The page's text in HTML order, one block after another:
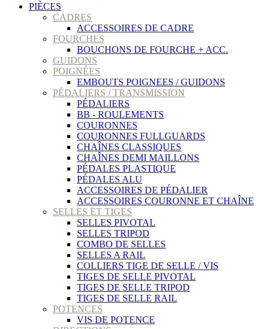
PIÈCES
CADRES
ACCESSOIRES DE CADRE
FOURCHES
BOUCHONS DE FOURCHE + ACC.
GUIDONS
POIGNÉES
EMBOUTS POIGNEES / GUIDONS
PÉDALIERS / TRANSMISSION
PÉDALIERS
BB - ROULEMENTS
COURONNES
COURONNES FULLGUARDS
CHAÎNES CLASSIQUES
CHAÎNES DEMI MAILLONS
PÉDALES PLASTIQUE
PÉDALES ALU
ACCESSOIRES DE PÉDALIER
ACCESSOIRES COURONNE ET CHAÎNE
SELLES ET TIGES
SELLES PIVOTAL
SELLES TRIPOD
COMBO DE SELLES
SELLES A RAIL
COLLIERS TIGE DE SELLE / VIS
TIGES DE SELLE PIVOTAL
TIGES DE SELLE TRIPOD
TIGES DE SELLE RAIL
POTENCES
VIS DE POTENCE